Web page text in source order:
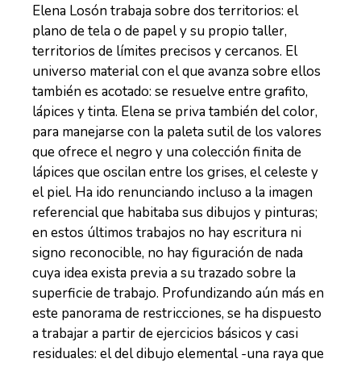
Elena Losón trabaja sobre dos territorios: el
plano de tela o de papel y su propio taller,
territorios de límites precisos y cercanos. El
universo material con el que avanza sobre ellos
también es acotado: se resuelve entre grafito,
lápices y tinta. Elena se priva también del color,
para manejarse con la paleta sutil de los valores
que ofrece el negro y una colección finita de
lápices que oscilan entre los grises, el celeste y
el piel. Ha ido renunciando incluso a la imagen
referencial que habitaba sus dibujos y pinturas;
en estos últimos trabajos no hay escritura ni
signo reconocible, no hay figuración de nada
cuya idea exista previa a su trazado sobre la
superficie de trabajo. Profundizando aún más en
este panorama de restricciones, se ha dispuesto
a trabajar a partir de ejercicios básicos y casi
residuales: el del dibujo elemental -una raya que